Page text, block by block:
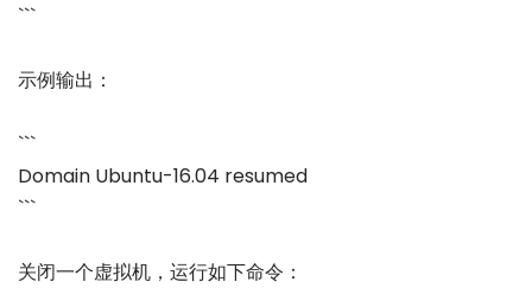
```
示例输出：
```
Domain Ubuntu-16.04 resumed
```
关闭一个虚拟机，运行如下命令：